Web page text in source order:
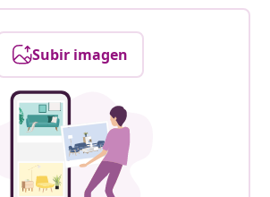
Subir imagen